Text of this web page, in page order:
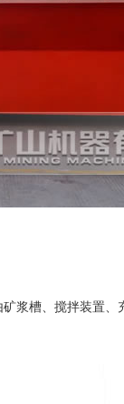
浆槽、搅拌装置